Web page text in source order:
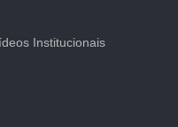
Institucionais